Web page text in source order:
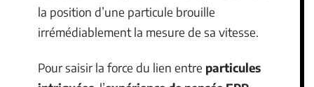
la position d’une particule brouille
irrémédiablement la mesure de sa vitesse.
Pour saisir la force du lien entre particules